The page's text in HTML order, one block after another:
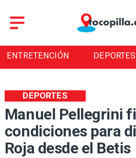
ENTRETENCIÓN DEPORTES
Manuel Pellegrini
condiciones para
Roja desde el Betis
DEPORTES